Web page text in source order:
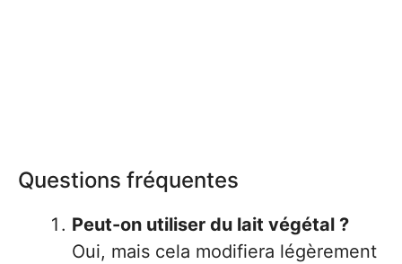
Questions fréquentes
Peut-on utiliser du lait végétal ?
Oui, mais cela modifiera légèrement